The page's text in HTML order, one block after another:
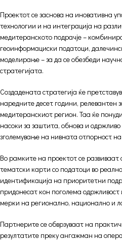
Проектот се заснова на иновативна
технологии и на интеграција на
медитеранското подрачје –
геоинформациски податоци,
моделирање – за да се обезбеди
стратегијата.
Создадената стратегија ќе
наредните десет години, релевантен
медитеранскиот регион. Таа ќе
насоки за заштита, обнова и
зголемување на нивната отпорност
Во рамките на проектот се
тематски карти со податоци во
идентификација на приоритетни
придонесат кон поголема
мерки на регионално, национално и
Партнерите се обврзуваат на
резултатите преку ангажман на